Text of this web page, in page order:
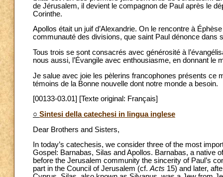
de Jérusalem, il devient le compagnon de Paul après le
Corinthe.
Apollos était un juif d’Alexandrie. On le rencontre à
communauté des divisions, que saint Paul dénonce dans
Tous trois se sont consacrés avec générosité à
nous aussi, l’Évangile avec enthousiasme, en donnant le
Je salue avec joie les pèlerins francophones présents ce
témoins de la Bonne nouvelle dont notre monde a besoin.
[00133-03.01] [Texte original: Français]
○ Sintesi della catechesi in lingua inglese
Dear Brothers and Sisters,
In today’s catechesis, we consider three of the most
Gospel: Barnabas, Silas and Apollos. Barnabas, a native
before the Jerusalem community the sincerity of Paul’s
part in the Council of Jerusalem (cf.Acts 15) and later,